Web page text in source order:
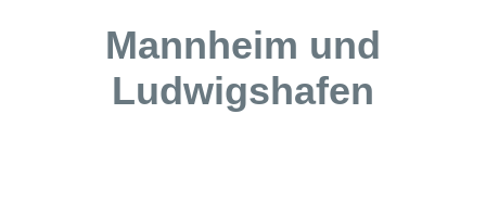
Mannheim und
Ludwigshafen